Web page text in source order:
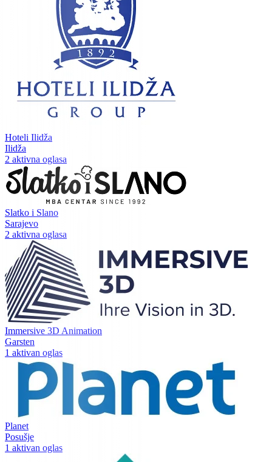
Hoteli Ilidža
Ilidža
2 aktivna oglasa
Slatko i Slano
Sarajevo
2 aktivna oglasa
Immersive 3D Animation
Garsten
1 aktivan oglas
Planet
Posušje
1 aktivan oglas